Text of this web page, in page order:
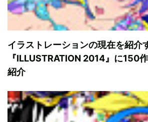
イラストレーションの現在を紹介
『ILLUSTRATION 2014』に150
紹介